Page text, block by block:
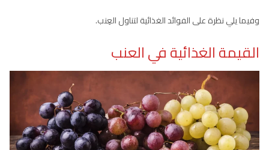
وفيما يلي نظرة على الفوائد الغذائية لتناول العِنب.
القيمة الغذائية في العنب